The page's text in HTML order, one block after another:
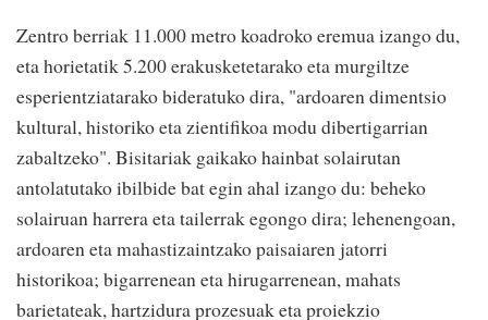
Zentro berriak 11.000 metro koadroko eremua izango du,
eta horietatik 5.200 erakusketetarako eta murgiltze
esperientziatarako bideratuko dira, "ardoaren dimentsio
kultural, historiko eta zientifikoa modu dibertigarrian
zabaltzeko". Bisitariak gaikako hainbat solairutan
antolatutako ibilbide bat egin ahal izango du: beheko
solairuan harrera eta tailerrak egongo dira; lehenengoan,
ardoaren eta mahastizaintzako paisaiaren jatorri
historikoa; bigarrenean eta hirugarrenean, mahats
barietateak, hartzidura prozesuak eta proiekzio